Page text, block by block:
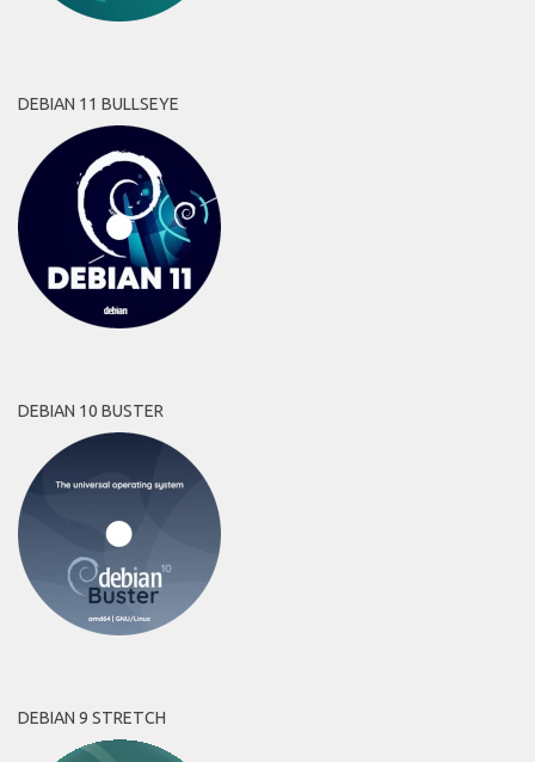
DEBIAN 11 BULLSEYE
DEBIAN 10 BUSTER
DEBIAN 9 STRETCH